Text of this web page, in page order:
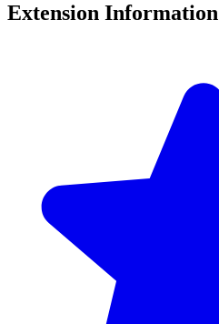
Extension Information